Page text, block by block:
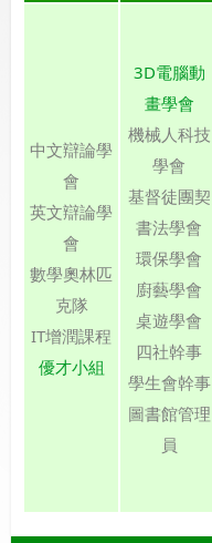
中文辯論學
會
英文辯論學
會
數學奧林匹
克隊
IT增潤課程
優才小組
3D電腦動
畫學會
機械人科技
學會
基督徒團契
書法學會
環保學會
廚藝學會
桌遊學會
四社幹事
學生會幹事
圖書館管理
員